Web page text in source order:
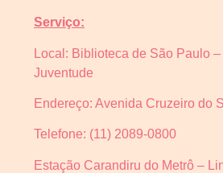
Serviço:
Local: Biblioteca de São Paulo
Juventude
Endereço: Avenida Cruzeiro do
Telefone: (11) 2089-0800
Estação Carandiru do Metrô –